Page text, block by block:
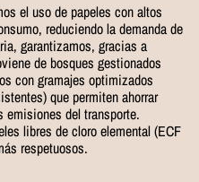
el uso de papeles con altos
reduciendo la demanda de
garantizamos, gracias a
de bosques gestionados
con gramajes optimizados
que permiten ahorrar
emisiones del transporte.
libres de cloro elemental (ECF
respetuosos.